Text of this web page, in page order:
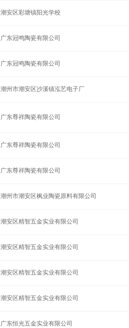
潮安区彩塘镇阳光学校
广东冠鸣陶瓷有限公司
广东冠鸣陶瓷有限公司
潮州市潮安区沙溪镇泓艺电子厂
广东尊祥陶瓷有限公司
广东尊祥陶瓷有限公司
广东尊祥陶瓷有限公司
潮州市潮安区枫业陶瓷原料有限公司
潮安区精智五金实业有限公司
潮安区精智五金实业有限公司
潮安区精智五金实业有限公司
潮安区精智五金实业有限公司
广东恒光五金实业有限公司